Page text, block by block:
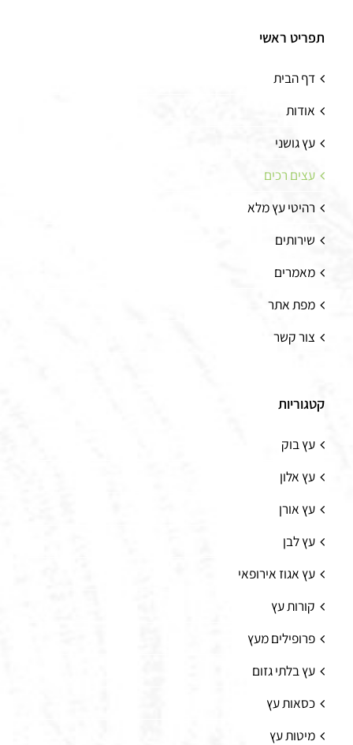
תפריט ראשי
דף הבית
אודות
עץ גושני
עצים רכים
רהיטי עץ מלא
שירותים
מאמרים
מפת אתר
צור קשר
קטגוריות
עץ בוק
עץ אלון
עץ אורן
עץ לבן
עץ אגוז אירופאי
קורות עץ
פרופילים מעץ
עץ בלתי גזום
כסאות עץ
מיטות עץ